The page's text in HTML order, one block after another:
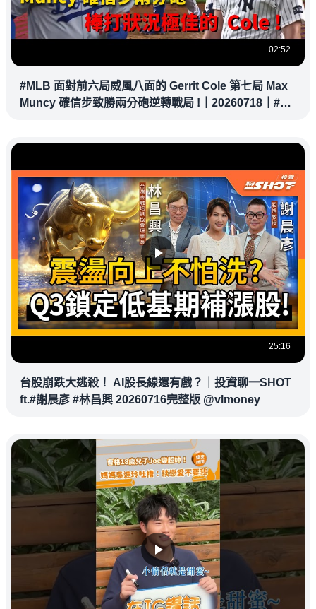
02:52
#MLB 面對前六局威風八面的 Gerrit Cole 第七局 Max
Muncy 確信步致勝兩分砲逆轉戰局 !｜20260718｜#洛
25:16
台股崩跌大逃殺！ AI股長線還有戲？｜投資聊一SHOT
ft.#謝晨彥 #林昌興 20260716完整版 @vlmoney